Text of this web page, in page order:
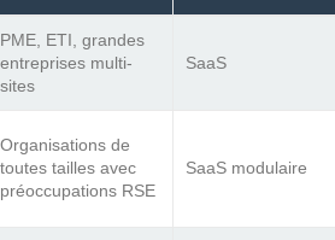
PME, ETI, grandes
entreprises multi-
sites
SaaS
Organisations de
toutes tailles avec
préoccupations RSE
SaaS modulaire